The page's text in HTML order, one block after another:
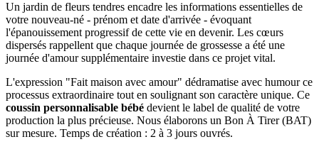
Un jardin de fleurs tendres encadre les informations essentielles de
votre nouveau-né - prénom et date d'arrivée - évoquant
l'épanouissement progressif de cette vie en devenir. Les cœurs
dispersés rappellent que chaque journée de grossesse a été une
journée d'amour supplémentaire investie dans ce projet vital.
L'expression "Fait maison avec amour" dédramatise avec humour ce
processus extraordinaire tout en soulignant son caractère unique. Ce
coussin personnalisable bébé devient le label de qualité de votre
production la plus précieuse. Nous élaborons un Bon À Tirer (BAT)
sur mesure. Temps de création : 2 à 3 jours ouvrés.